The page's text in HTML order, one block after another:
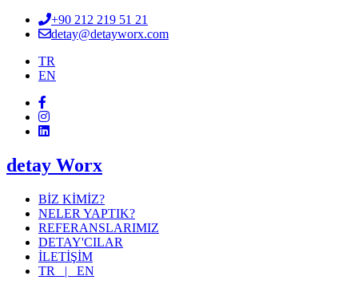
+90 212 219 51 21
detay@detayworx.com
TR
EN
detay Worx
BİZ KİMİZ?
NELER YAPTIK?
REFERANSLARIMIZ
DETAY'CILAR
İLETİŞİM
TR | EN